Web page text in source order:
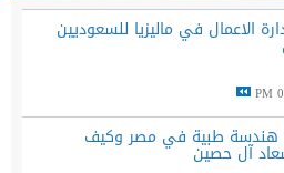
الاعمال في ماليزيا للسعوديين
هندسة طبية في مصر وكيف
آل حصين